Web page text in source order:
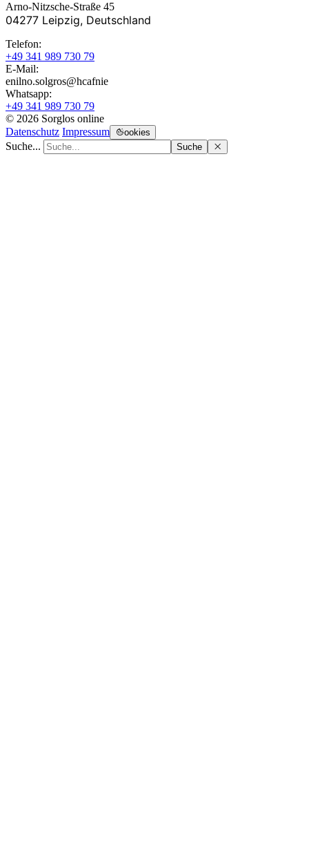
Arno-Nitzsche-Straße 45
04277 Leipzig, Deutschland
Telefon:
+49 341 989 730 79
E-Mail:
enilno.solgros@hcafnie
Whatsapp:
+49 341 989 730 79
© 2026 Sorglos online
Datenschutz Impressum ookies
Suche... Suche